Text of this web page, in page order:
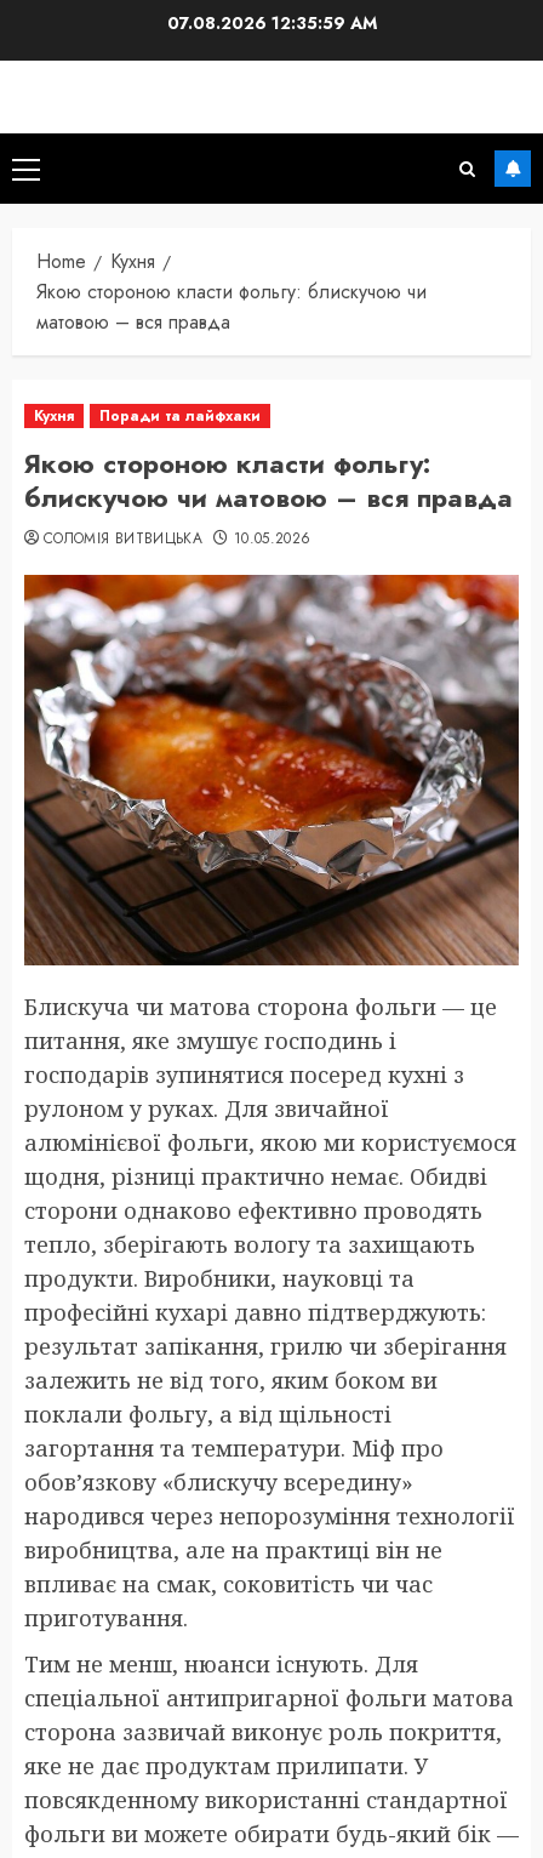
07.08.2026 12:36:00 AM
Primary
Menu
Home
Кухня
Якою стороною класти фольгу: блискучою чи
матовою – вся правда
Кухня Поради та лайфхаки
Якою стороною класти фольгу:
блискучою чи матовою – вся правда
СОЛОМІЯ ВИТВИЦЬКА 10.05.2026
Блискуча чи матова сторона фольги — це
питання, яке змушує господинь і
господарів зупинятися посеред кухні з
рулоном у руках. Для звичайної
алюмінієвої фольги, якою ми користуємося
щодня, різниці практично немає. Обидві
сторони однаково ефективно проводять
тепло, зберігають вологу та захищають
продукти. Виробники, науковці та
професійні кухарі давно підтверджують:
результат запікання, грилю чи зберігання
залежить не від того, яким боком ви
поклали фольгу, а від щільності
загортання та температури. Міф про
обов’язкову «блискучу всередину»
народився через непорозуміння технології
виробництва, але на практиці він не
впливає на смак, соковитість чи час
приготування.
Тим не менш, нюанси існують. Для
спеціальної антипригарної фольги матова
сторона зазвичай виконує роль покриття,
яке не дає продуктам прилипати. У
повсякденному використанні стандартної
фольги ви можете обирати будь-який бік —